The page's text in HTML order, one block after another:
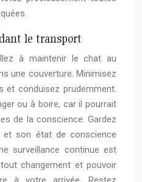
le transport
à maintenir le chat au
une couverture. Minimisez
et conduisez prudemment.
ou à boire, car il pourrait
de la conscience. Gardez
son état de conscience
surveillance continue est
changement et pouvoir